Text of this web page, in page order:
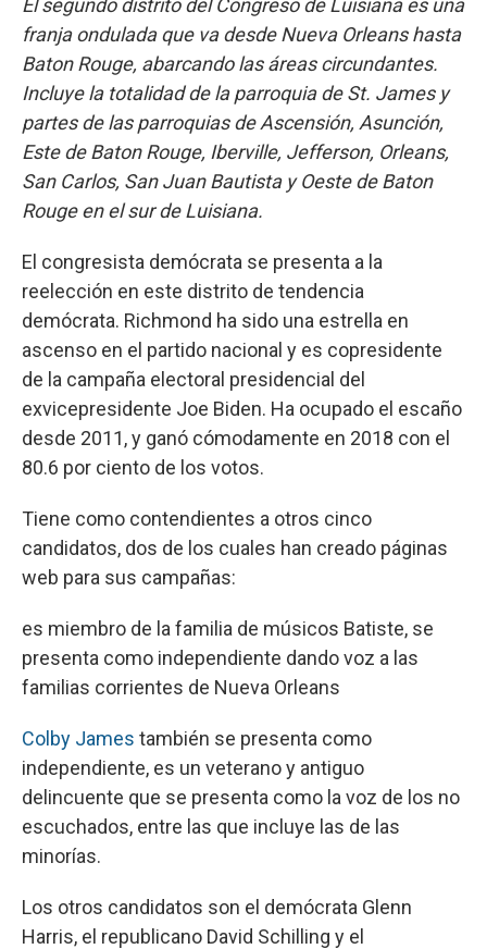
El segundo distrito del Congreso de Luisiana es una
franja ondulada que va desde Nueva Orleans hasta
Baton Rouge, abarcando las áreas circundantes.
Incluye la totalidad de la parroquia de St. James y
partes de las parroquias de Ascensión, Asunción,
Este de Baton Rouge, Iberville, Jefferson, Orleans,
San Carlos, San Juan Bautista y Oeste de Baton
Rouge en el sur de Luisiana.
El congresista demócrata se presenta a la
reelección en este distrito de tendencia
demócrata. Richmond ha sido una estrella en
ascenso en el partido nacional y es copresidente
de la campaña electoral presidencial del
exvicepresidente Joe Biden. Ha ocupado el escaño
desde 2011, y ganó cómodamente en 2018 con el
80.6 por ciento de los votos.
Tiene como contendientes a otros cinco
candidatos, dos de los cuales han creado páginas
web para sus campañas:
es miembro de la familia de músicos Batiste, se
presenta como independiente dando voz a las
familias corrientes de Nueva Orleans
Colby James también se presenta como
independiente, es un veterano y antiguo
delincuente que se presenta como la voz de los no
escuchados, entre las que incluye las de las
minorías.
Los otros candidatos son el demócrata Glenn
Harris, el republicano David Schilling y el